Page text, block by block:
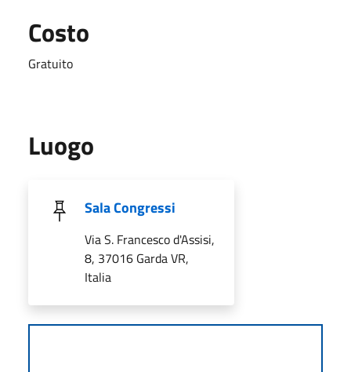
Costo
Gratuito
Luogo
Sala Congressi
Via S. Francesco d'Assisi,
8, 37016 Garda VR,
Italia